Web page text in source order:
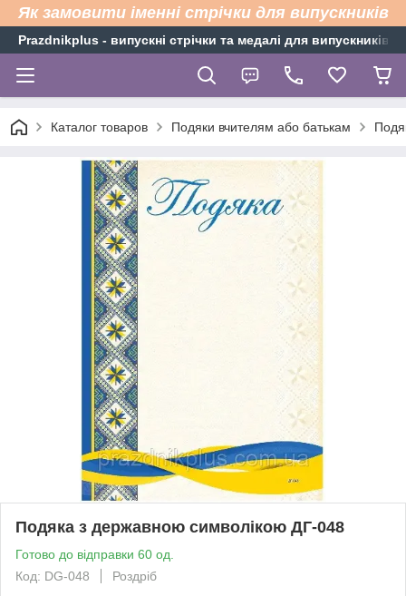
Як замовити іменні стрічки для випускників
Рrazdnikplus - випускні стрічки та медалі для випускників
Каталог товаров Подяки вчителям або батькам
Подяка з державною символікою ДГ-048
Готово до відправки 60 од.
Код: DG-048
Роздріб